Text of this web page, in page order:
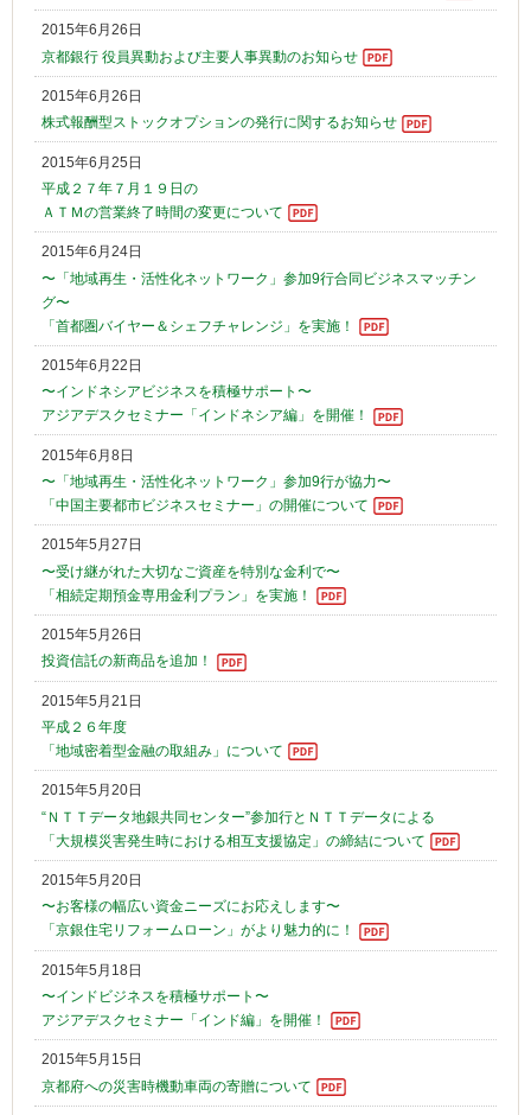
2015年6月26日
京都銀行 役員異動および主要人事異動のお知らせ
2015年6月26日
株式報酬型ストックオプションの発行に関するお知らせ
2015年6月25日
平成２７年７月１９日の
ＡＴＭの営業終了時間の変更について
2015年6月24日
〜「地域再生・活性化ネットワーク」参加9行合同ビジネスマッチン
グ〜
「首都圏バイヤー＆シェフチャレンジ」を実施！
2015年6月22日
〜インドネシアビジネスを積極サポート〜
アジアデスクセミナー「インドネシア編」を開催！
2015年6月8日
〜「地域再生・活性化ネットワーク」参加9行が協力〜
「中国主要都市ビジネスセミナー」の開催について
2015年5月27日
〜受け継がれた大切なご資産を特別な金利で〜
「相続定期預金専用金利プラン」を実施！
2015年5月26日
投資信託の新商品を追加！
2015年5月21日
平成２６年度
「地域密着型金融の取組み」について
2015年5月20日
“ＮＴＴデータ地銀共同センター”参加行とＮＴＴデータによる
「大規模災害発生時における相互支援協定」の締結について
2015年5月20日
〜お客様の幅広い資金ニーズにお応えします〜
「京銀住宅リフォームローン」がより魅力的に！
2015年5月18日
〜インドビジネスを積極サポート〜
アジアデスクセミナー「インド編」を開催！
2015年5月15日
京都府への災害時機動車両の寄贈について